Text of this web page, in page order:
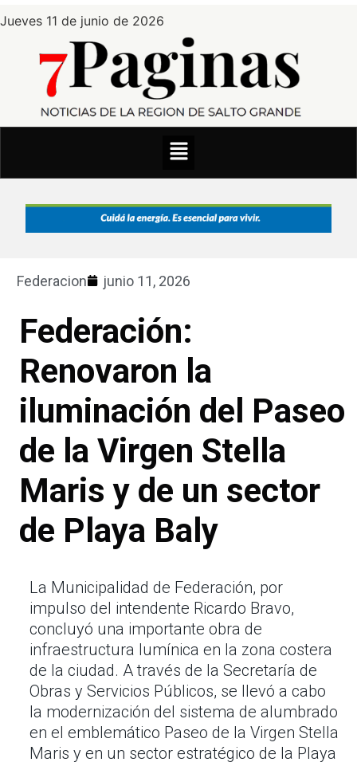
Jueves 11 de junio de 2026
Federacion junio 11, 2026
Federación:
Renovaron la
iluminación del Paseo
de la Virgen Stella
Maris y de un sector
de Playa Baly
La Municipalidad de Federación, por
impulso del intendente Ricardo Bravo,
concluyó una importante obra de
infraestructura lumínica en la zona costera
de la ciudad. A través de la Secretaría de
Obras y Servicios Públicos, se llevó a cabo
la modernización del sistema de alumbrado
en el emblemático Paseo de la Virgen Stella
Maris y en un sector estratégico de la Playa